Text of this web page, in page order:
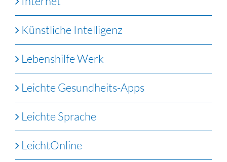
Künstliche Intelligenz
Lebenshilfe Werk
Leichte Gesundheits-Apps
Leichte Sprache
LeichtOnline